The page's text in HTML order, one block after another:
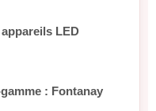
LED
: Fontanay